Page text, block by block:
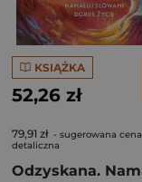
KSIĄŻKA
52,26 zł
79,91 zł - sugerowana cena
detaliczna